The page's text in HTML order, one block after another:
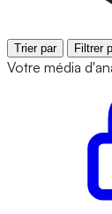
Trier par Filtrer
Votre média